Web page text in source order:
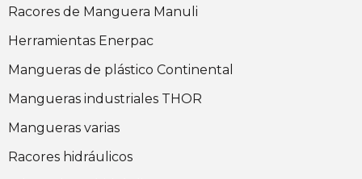
Racores de Manguera Manuli
Herramientas Enerpac
Mangueras de plástico Continental
Mangueras industriales THOR
Mangueras varias
Racores hidráulicos